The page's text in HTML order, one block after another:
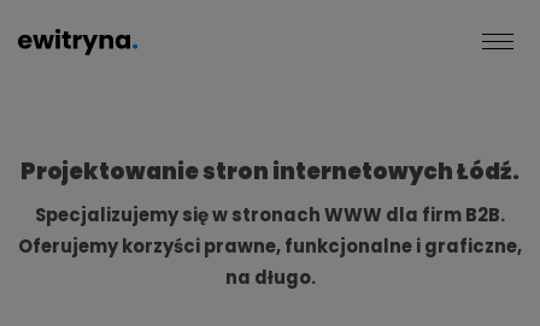
Projektowanie stron internetowych Łódź.
Specjalizujemy się w stronach WWW dla firm B2B.
Oferujemy korzyści prawne, funkcjonalne i graficzne,
na długo.